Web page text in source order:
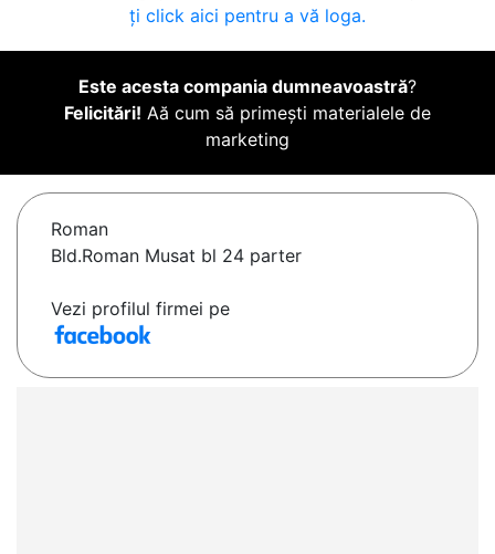
ți click aici pentru a vă loga.
Este acesta compania dumneavoastră?
Felicitări! Aă cum să primești materialele de
marketing
Roman
Bld.Roman Musat bl 24 parter
Vezi profilul firmei pe